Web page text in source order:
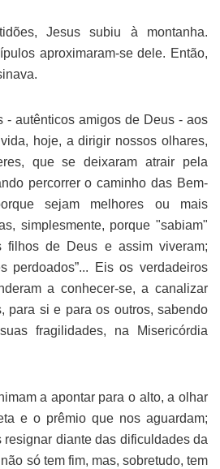
Jesus subiu à montanha.
aproximaram-se dele. Então,
- autênticos amigos de Deus - aos
hoje, a dirigir nossos olhares,
que se deixaram atrair pela
percorrer o caminho das Bem-
sejam melhores ou mais
simplesmente, porque "sabiam"
filhos de Deus e assim viveram;
perdoados”... Eis os verdadeiros
a conhecer-se, a canalizar
para si e para os outros, sabendo
fragilidades, na Misericórdia
a apontar para o alto, a olhar
e o prêmio que nos aguardam;
resignar diante das dificuldades da
só tem fim, mas, sobretudo, tem